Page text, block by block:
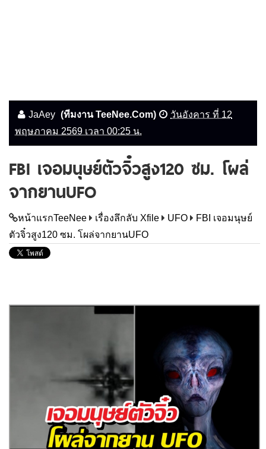
JaAey (ทีมงาน TeeNee.Com)
วันอังคาร ที่ 12
พฤษภาคม 2569 เวลา 00:25 น.
FBI เจอมนุษย์ตัวจิ๋วสูง120 ซม. โผล่
จากยานUFO
หน้าแรกTeeNee เรื่องลึกลับ Xfile UFO
FBI เจอมนุษย์
ตัวจิ๋วสูง120 ซม. โผล่จากยานUFO